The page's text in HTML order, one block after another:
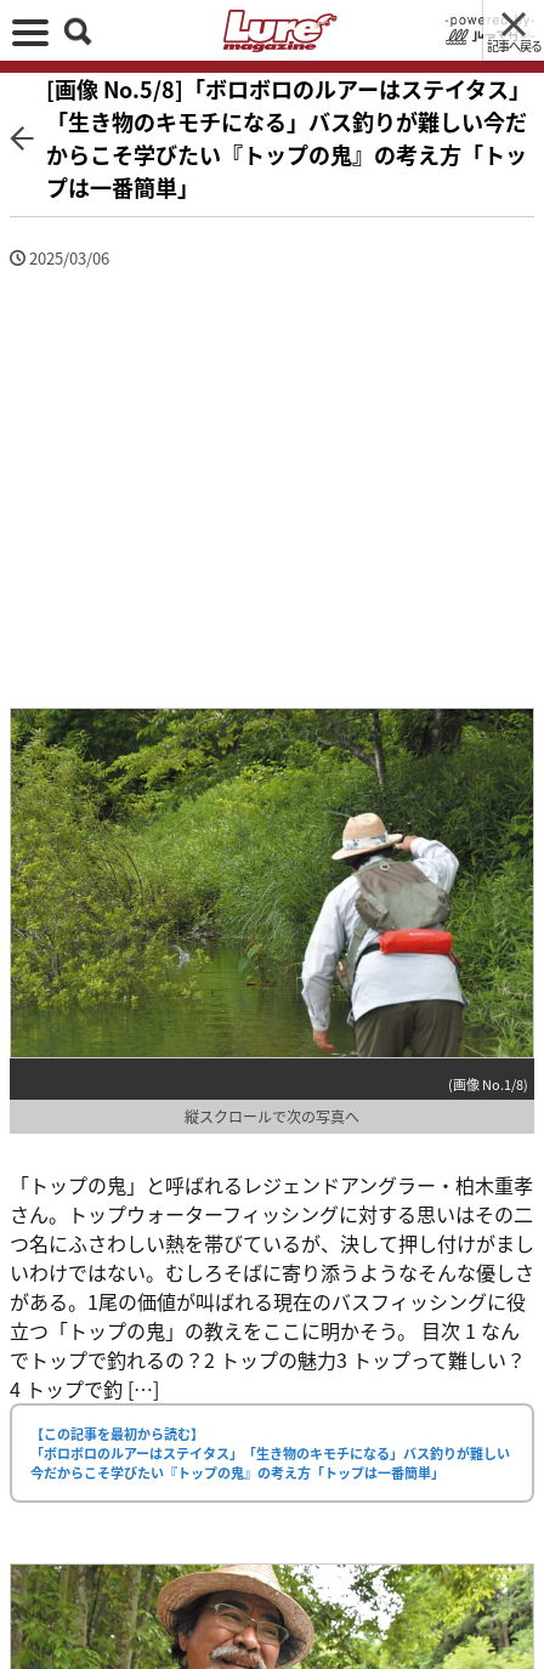
記事へ戻る
[画像 No.5/8]「ボロボロのルアーはステイタス」
「生き物のキモチになる」バス釣りが難しい今だ
からこそ学びたい『トップの鬼』の考え方「トッ
プは一番簡単」
2025/03/06
(画像 No.1/8)
縦スクロールで次の写真へ
「トップの鬼」と呼ばれるレジェンドアングラー・柏木重孝
さん。トップウォーターフィッシングに対する思いはその二
つ名にふさわしい熱を帯びているが、決して押し付けがまし
いわけではない。むしろそばに寄り添うようなそんな優しさ
がある。1尾の価値が叫ばれる現在のバスフィッシングに役
立つ「トップの鬼」の教えをここに明かそう。 目次 1 なん
でトップで釣れるの？2 トップの魅力3 トップって難しい？
4 トップで釣 […]
【この記事を最初から読む】
「ボロボロのルアーはステイタス」「生き物のキモチになる」バス釣りが難しい
今だからこそ学びたい『トップの鬼』の考え方「トップは一番簡単」